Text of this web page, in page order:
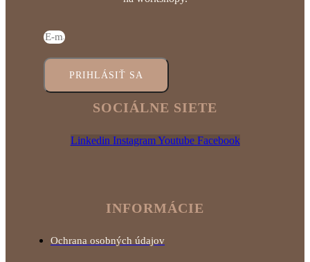
PRIHLÁSIŤ SA
SOCIÁLNE SIETE
Linkedin Instagram Youtube Facebook
INFORMÁCIE
Ochrana osobných údajov